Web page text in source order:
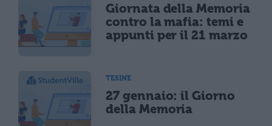
Giornata della Memoria
contro la mafia: temi e
appunti per il 21 marzo
TESINE
27 gennaio: il Giorno
della Memoria